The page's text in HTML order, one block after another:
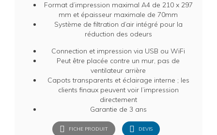
Format d’impression maximal A4 de 210 x 297
mm et épaisseur maximale de 70mm
Système de filtration d’air intégré pour la
réduction des odeurs
Connection et impression via USB ou WiFi
Peut être placée contre un mur, pas de
ventilateur arrière
Capots transparents et éclairage interne ; les
clients finaux peuvent voir l’impression
directement
Garantie de 3 ans
FICHE PRODUIT DEVIS